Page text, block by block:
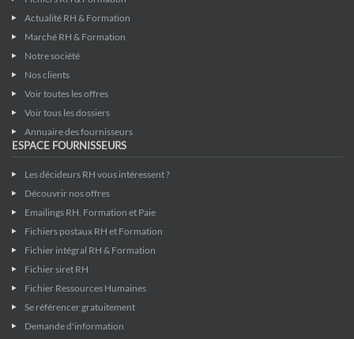
Actualité RH & Formation
Marché RH & Formation
Notre société
Nos clients
Voir toutes les offres
Voir tous les dossiers
Annuaire des fournisseurs
ESPACE FOURNISSEURS
Les décideurs RH vous intéressent ?
Découvrir nos offres
Emailings RH, Formation et Paie
Fichiers postaux RH et Formation
Fichier intégral RH & Formation
Fichier siret RH
Fichier Ressources Humaines
Se référencer gratuitement
Demande d'information